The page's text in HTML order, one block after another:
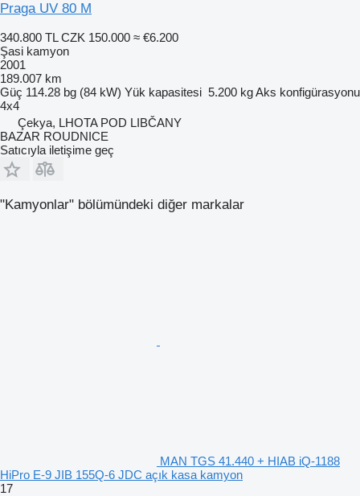
Praga UV 80 M
340.800 TL CZK 150.000 ≈ €6.200
Şasi kamyon
2001
189.007 km
Güç 114.28 bg (84 kW) Yük kapasitesi 5.200 kgAks konfigürasyonu
4x4
Çekya, LHOTA POD LIBČANY
BAZAR ROUDNICE
Satıcıyla iletişime geç
"Kamyonlar" bölümündeki diğer markalar
MAN TGS 41.440 + HIAB iQ-1188
HiPro E-9 JIB 155Q-6 JDC açık kasa kamyon
17